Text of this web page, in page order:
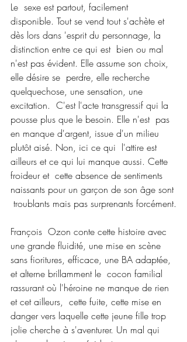
Le  sexe est partout, facilement
disponible. Tout se vend tout s'achète et
dès lors dans 'esprit du personnage, la
distinction entre ce qui est  bien ou mal
n'est pas évident. Elle assume son choix,
elle désire se  perdre, elle recherche
quelquechose, une sensation, une
excitation.  C'est l'acte transgressif qui la
pousse plus que le besoin. Elle n'est  pas
en manque d'argent, issue d'un milieu
plutôt aisé. Non, ici ce qui  l'attire est
ailleurs et ce qui lui manque aussi. Cette
froideur et  cette absence de sentiments
naissants pour un garçon de son âge sont
troublants mais pas surprenants forcément.
François  Ozon conte cette histoire avec
une grande fluidité, une mise en scène
sans fioritures, efficace, une BA adaptée,
et alterne brillamment le  cocon familial
rassurant où l'héroine ne manque de rien
et cet ailleurs,  cette fuite, cette mise en
danger vers laquelle cette jeune fille trop
jolie cherche à s'aventurer. Un mal qui